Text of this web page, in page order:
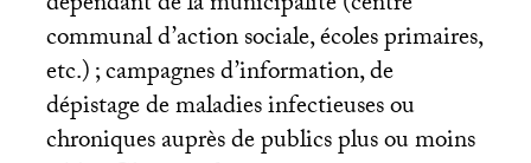
communal d’action sociale, écoles primaires,
etc.); campagnes d’information, de
dépistage de maladies infectieuses ou
chroniques auprès de publics plus ou moins